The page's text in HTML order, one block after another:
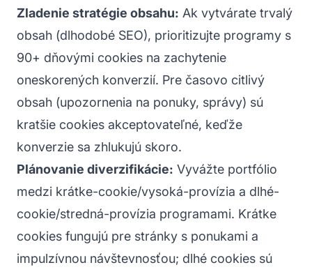
Zladenie stratégie obsahu: Ak vytvárate trvalý
obsah (dlhodobé SEO), prioritizujte programy s
90+ dňovými cookies na zachytenie
oneskorených konverzií. Pre časovo citlivý
obsah (upozornenia na ponuky, správy) sú
kratšie cookies akceptovateľné, keďže
konverzie sa zhlukujú skoro.
Plánovanie diverzifikácie: Vyvážte portfólio
medzi krátke-cookie/vysoká-provízia a dlhé-
cookie/stredná-provízia programami. Krátke
cookies fungujú pre stránky s ponukami a
impulzívnou návštevnosťou; dlhé cookies sú